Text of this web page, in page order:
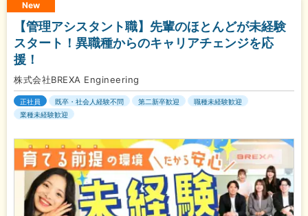
New
【管理アシスタント職】先輩のほとんどが未経験
スタート！異職種からのキャリアチェンジを応
援！
株式会社BREXA Engineering
正社員 既卒・社会人経験不問 第二新卒歓迎
職種未経験歓迎
業種未経験歓迎